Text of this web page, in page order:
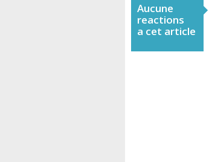
Aucune
reactions
a cet article